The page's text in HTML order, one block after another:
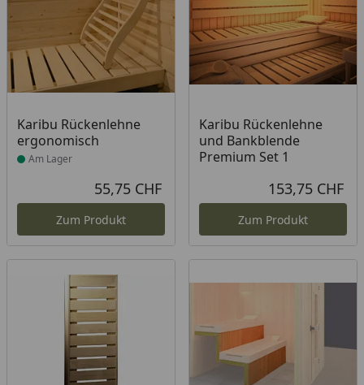
Karibu Rückenlehne
ergonomisch
Produkt am Lager
Am Lager
55,75 CHF
Zum Produkt
Karibu Rückenlehne
und Bankblende
Premium Set 1
153,75 CHF
Zum Produkt